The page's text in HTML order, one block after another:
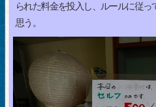
られた料金を投入し、ルールに従っ
思う。